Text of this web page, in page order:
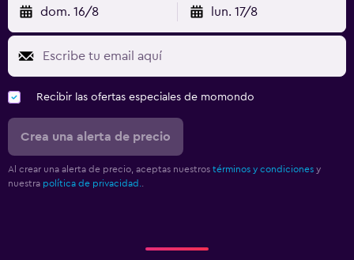
dom. 16/8 lun. 17/8
Recibir las ofertas especiales de momondo
Crea una alerta de precio
Al crear una alerta de precio, aceptas nuestros términos y condiciones y
nuestra política de privacidad.